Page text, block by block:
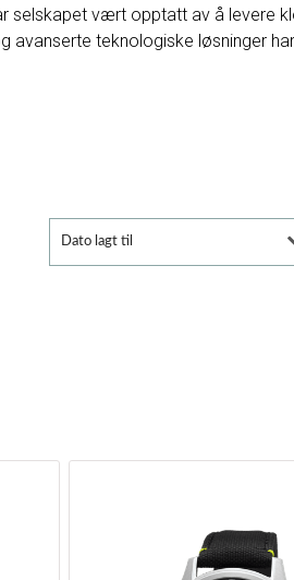
selskapet vært opptatt av å levere
avanserte teknologiske løsninger
Dato lagt til